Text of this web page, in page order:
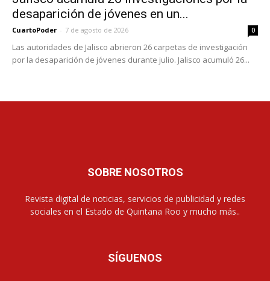
desaparición de jóvenes en un...
CuartoPoder - 7 de agosto de 2026 0
Las autoridades de Jalisco abrieron 26 carpetas de investigación
por la desaparición de jóvenes durante julio. Jalisco acumuló 26...
SOBRE NOSOTROS
Revista digital de noticias, servicios de publicidad y redes
sociales en el Estado de Quintana Roo y mucho más..
SÍGUENOS